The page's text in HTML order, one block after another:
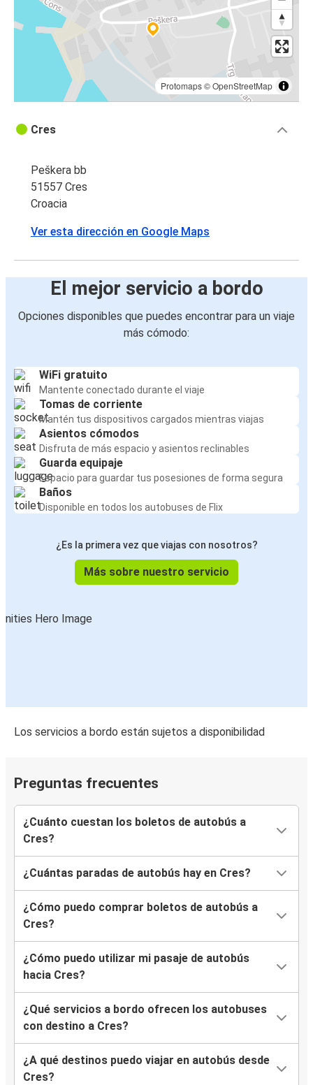
Protomaps©OpenStreetMap
Cres
Peškera bb
51557 Cres
Croacia
Ver esta dirección en Google Maps
El mejor servicio a bordo
Opciones disponibles que puedes encontrar para un viaje
más cómodo:
WiFi gratuito
Mantente conectado durante el viaje
Tomas de corriente
Mantén tus dispositivos cargados mientras viajas
Asientos cómodos
Disfruta de más espacio y asientos reclinables
Guarda equipaje
Espacio para guardar tus posesiones de forma segura
Baños
Disponible en todos los autobuses de Flix
¿Es la primera vez que viajas con nosotros?
Más sobre nuestro servicio
Los servicios a bordo están sujetos a disponibilidad
Preguntas frecuentes
¿Cuánto cuestan los boletos de autobús a
Cres?
¿Cuántas paradas de autobús hay en Cres?
¿Cómo puedo comprar boletos de autobús a
Cres?
¿Cómo puedo utilizar mi pasaje de autobús
hacia Cres?
¿Qué servicios a bordo ofrecen los autobuses
con destino a Cres?
¿A qué destinos puedo viajar en autobús desde
Cres?